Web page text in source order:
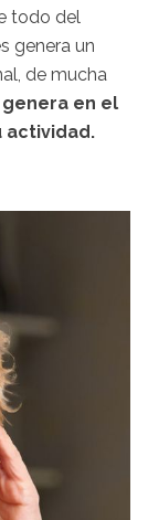
todo del
genera un
de mucha
genera en el
actividad.